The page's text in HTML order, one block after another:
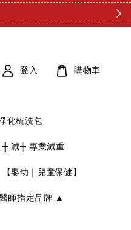
化梳洗包
╫ 減╫ 專業減重
【嬰幼｜兒童保健】
師指定品牌 ▲
登入 購物車